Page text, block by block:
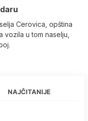
Cerovica, opština
vozila u tom naselju,
NAJČITANIJE